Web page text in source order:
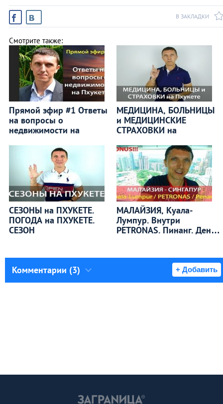
В ЗАКЛАДКИ
Смотрите также:
Прямой эфир #1 Ответы
на вопросы о
недвижимости на
МЕДИЦИНА, БОЛЬНИЦЫ
и МЕДИЦИНСКИЕ
СТРАХОВКИ на
СЕЗОНЫ на ПХУКЕТЕ.
ПОГОДА на ПХУКЕТЕ.
СЕЗОН
МАЛАЙЗИЯ, Куала-
Лумпур. Внутри
PETRONAS. Пинанг. День
Комментарии (3) + Добавить